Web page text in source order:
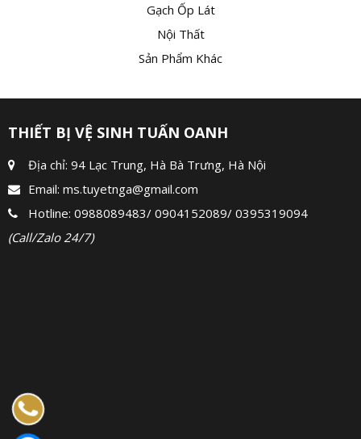
Gạch Ốp Lát
Nội Thất
Sản Phẩm Khác
THIẾT BỊ VỆ SINH TUẤN OANH
Địa chỉ: 94 Lạc Trung, Hà Bà Trưng, Hà Nội
Email: ms.tuyetnga@gmail.com
Hotline: 0988089483/ 0904152089/ 0395319094
(Call/Zalo 24/7)